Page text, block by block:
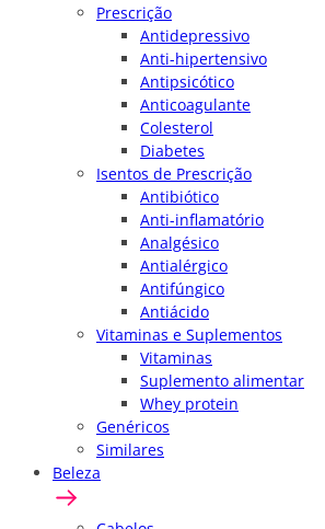
Prescrição
Antidepressivo
Anti-hipertensivo
Antipsicótico
Anticoagulante
Colesterol
Diabetes
Isentos de Prescrição
Antibiótico
Anti-inflamatório
Analgésico
Antialérgico
Antifúngico
Antiácido
Vitaminas e Suplementos
Vitaminas
Suplemento alimentar
Whey protein
Genéricos
Similares
Beleza